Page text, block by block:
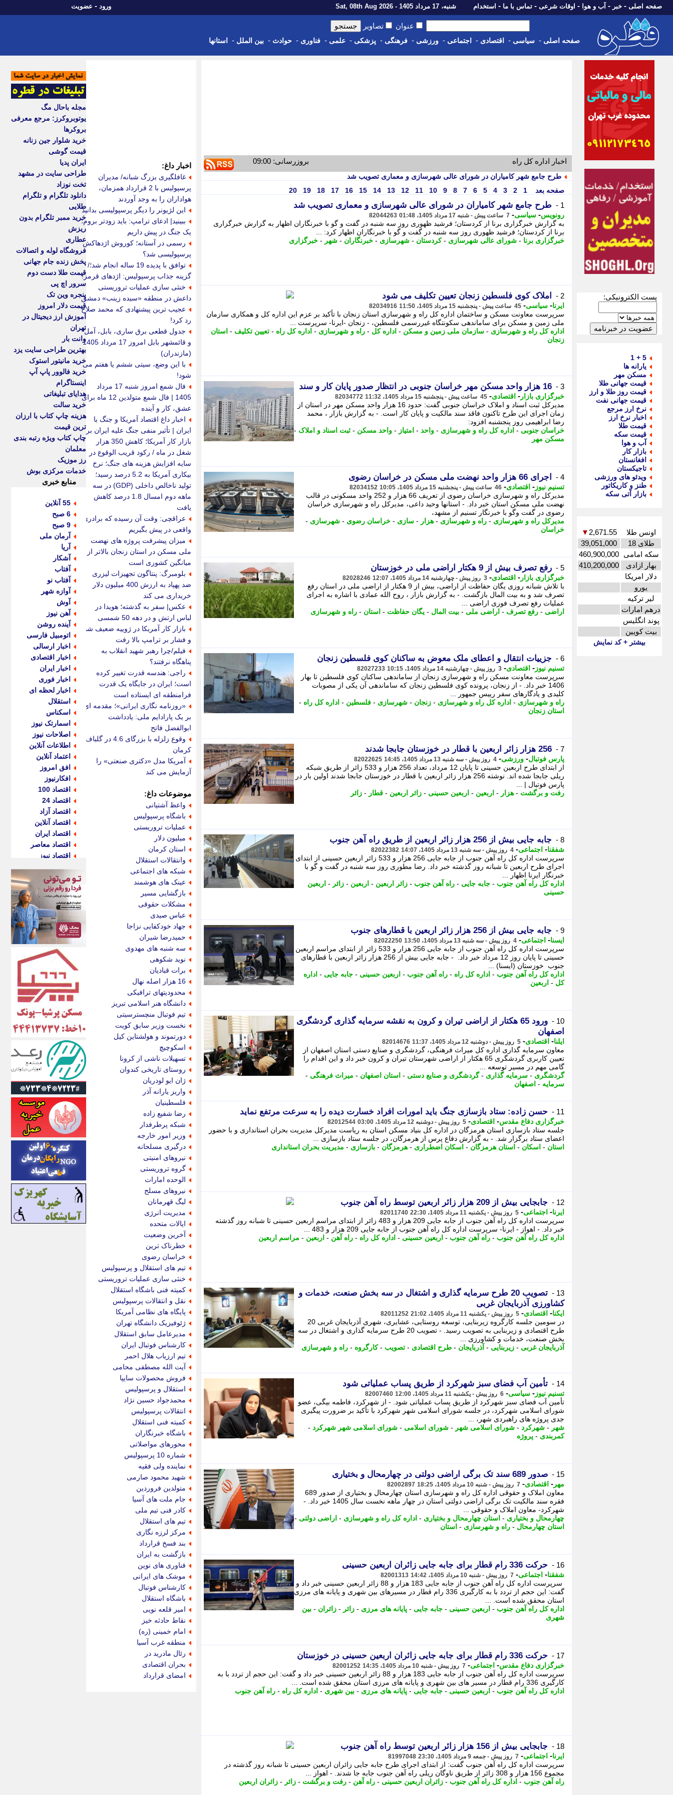
صفحه اصلی - خبر - آب و هوا - اوقات شرعی - تماس با ما - استخدام شنبه، 17 مرداد 1405 - Sat, 08th Aug 2026 ورود - عضویت
عنوان تصاویر
صفحه اصلی - سیاسی - اقتصادی - اجتماعی - ورزشی - فرهنگی - پزشکی - علمی - فناوری - حوادث - بین الملل - استانها
پست الکترونیکی:
5 + 1
یارانه ها
مسکن مهر
قیمت جهانی طلا
قیمت روز طلا و ارز
قیمت جهانی نفت
نرخ ارز مرجع
اخبار نرخ ارز
قیمت طلا
قیمت سکه
آب و هوا
بازار کار
افغانستان
تاجیکستان
ویدئو های ورزشی
طنز و کاریکاتور
بازار آتی سکه
اونس طلا 2,671.55
▼
طلای 18
39,051,000
سکه امامی 460,900,000
بهار ازادی
410,200,000
دلار امریکا
یورو
لیر ترکیه
درهم امارات
پوند انگلیس
بیت کویین
بیشتر + کد نمایش
اخبار اداره کل راه بروزرسانی: 09:00
طرح جامع شهر کامیاران در شورای عالی شهرسازی و معماری تصویب شد
صفحه بعد
1
2
3
4
5
6
7
8
9
10
11
12
13
14
15
16
17
18
19
20
1 - طرح جامع شهر کامیاران در شورای عالی شهرسازی و معماری تصویب شد
رونویس- سیاسی- 7 ساعت پیش - شنبه 17 مرداد 1405، 01:48 82044263
به گزارش خبرگزاری برنا از کردستان؛ فرشید ظهوری روز سه شنبه در گفت و گو با خبرنگاران اظهار به گزارش خبرگزاری
برنا از کردستان؛ فرشید ظهوری روز سه شنبه در گفت و گو با خبرنگاران اظهار کرد: ...
خبرگزاری برنا - شورای عالی شهرسازی -کردستان - شهرسازی - خبرنگاران - شهر - خبرگزاری
2 - املاک کوی فلسطین زنجان تعیین تکلیف می شود
ایرنا- سیاسی- 45 ساعت پیش - پنجشنبه 15 مرداد 1405، 11:50 82034916
سرپرست معاونت مسکن و ساختمان اداره کل راه و شهرسازی استان زنجان با تأکید بر عزم این اداره کل و همکاری سازمان
ملی زمین و مسکن برای ساماندهی سکونتگاه غیررسمی فلسطین، - زنجان -ایرنا- سرپرست ...
اداره کل راه و شهرسازی - سازمان ملی زمین و مسکن - اداره کل - راه و شهرسازی - اداره کل راه - تعیین تکلیف - استان
زنجان
3 - 16 هزار واحد مسکن مهر خراسان جنوبی در انتظار صدور پایان کار و سند
خبرگزاری بازار - اقتصادی- 45 ساعت پیش - پنجشنبه 15 مرداد 1405، 11:32 82034772
مدیرکل ثبت اسناد و املاک خراسان جنوبی گفت: حدود 16 هزار واحد مسکن مهر در استان از
زمان اجرای این طرح تاکنون فاقد سند مالکیت و پایان کار است. - به گزارش بازار ، محمد
رضا ابراهیمی روز پنجشنبه افزود:
خراسان جنوبی - اداره کل راه و شهرسازی - واحد - امتیاز - واحد مسکن - ثبت اسناد و املاک -
مسکن مهر
4 - اجرای 66 هزار واحد نهضت ملی مسکن در خراسان رضوی
تسنیم نیوز - اقتصادی- 46 ساعت پیش - پنجشنبه 15 مرداد 1405، 10:05 82034152
مدیرکل راه و شهرسازی خراسان رضوی از تعریف 66 هزار و 252 واحد مسکونی در قالب
نهضت ملی مسکن استان خبر داد. - استانها وحید داعی، مدیرکل راه و شهرسازی خراسان
رضوی در گفت وگو با خبرنگار تسنیم از مشهد،
مدیرکل راه و شهرسازی - راه و شهرسازی - هزار - سازی - خراسان رضوی - شهرسازی -
خراسان
5 - رفع تصرف بیش از 9 هکتار اراضی ملی در خوزستان
خبرگزاری بازار - اقتصادی- 3 روز پیش - چهارشنبه 14 مرداد 1405، 12:07 82028246
با تلاش شبانه روزی یگان حفاظت از اراضی، بیش از 9 هکتار از اراضی ملی در استان رفع
تصرف شد و به بیت المال بازگشت. - به گزارش بازار ، روح الله عمادی با اشاره به اجرای
عملیات رفع تصرف فوری اراضی ...
اراضی - رفع تصرف - اراضی ملی - بیت المال - یگان حفاظت - استان - راه و شهرسازی
6 - جزییات انتقال و اعطای ملک معوض به ساکنان کوی فلسطین زنجان
تسنیم نیوز - اقتصادی- 3 روز پیش - چهارشنبه 14 مرداد 1405، 10:15 82027233
سرپرست معاونت مسکن راه و شهرسازی زنجان از ساماندهی ساکنان کوی فلسطین تا بهار
1406 خبر داد. - از زنجان، پرونده کوی فلسطین زنجان که ساماندهی آن یکی از مصوبات
کلیدی و یادگارهای سفر رییس جمهور ...
راه و شهرسازی - اداره کل راه و شهرسازی - زنجان - شهرسازی - فلسطین - اداره کل راه -
استان زنجان
7 - 256 هزار زائر اربعین با قطار در خوزستان جابجا شدند
پارس فوتبال- ورزشی- 4 روز پیش - سه شنبه 13 مرداد 1405، 14:45 82022625
از ابتدای طرح اربعین حسینی تا پایان 12 مرداد، تعداد 256 هزار و 533 زائر از طریق شبکه
ریلی جابجا شده اند. نوشته 256 هزار زائر اربعین با قطار در خوزستان جابجا شدند اولین بار در
پارس فوتبال | ...
رفت و برگشت - هزار - اربعین - اربعین حسینی - زائر اربعین - قطار - زائر
8 - جابه جایی بیش از 256 هزار زائر اربعین از طریق راه آهن جنوب
شفقنا- اجتماعی- 4 روز پیش - سه شنبه 13 مرداد 1405، 14:07 82022382
سرپرست اداره کل راه آهن جنوب از جابه جایی 256 هزار و 533 زائر اربعین حسینی از ابتدای
اجرای طرح اربعین تا شبانه روز گذشته خبر داد. رضا مطوری روز سه شنبه در گفت و گو با
خبرنگار ایرنا اظهار ...
اداره کل راه آهن جنوب - جابه جایی - راه آهن جنوب - زائر اربعین - اربعین - زائر - اربعین
حسینی
9 - جابه جایی بیش از 256 هزار زائر اربعین با قطارهای جنوب
ایسنا- اجتماعی- 4 روز پیش - سه شنبه 13 مرداد 1405، 13:50 82022250
سرپرست اداره کل راه آهن جنوب از جابه جایی 256 هزار و 533 زائر از ابتدای مراسم اربعین
حسینی تا پایان روز 12 مرداد خبر داد. - جابه جایی بیش از 256 هزار زائر اربعین با قطارهای
جنوب خوزستان (ایسنا) ...
اداره کل راه آهن جنوب - اداره کل راه - راه آهن جنوب - اربعین حسینی - جابه جایی - اداره
کل - اربعین
10 -
ورود 65 هکتار از اراضی تیران و کرون به نقشه سرمایه گذاری گردشگری
اصفهان
ایلنا- اقتصادی- 5 روز پیش - دوشنبه 12 مرداد 1405، 11:37 82014676
معاون سرمایه گذاری اداره کل میراث فرهنگی، گردشگری و صنایع دستی استان اصفهان از
تعیین کاربری گردشگری 65 هکتار از اراضی شهرستان تیران و کرون خبر داد و این اقدام را
گامی مهم در مسیر توسعه ...
گردشگری - سرمایه گذاری -گردشگری و صنایع دستی - استان اصفهان - میراث فرهنگی -
سرمایه - اصفهان
11 - حسن زاده: ستاد بازسازی جنگ باید امورات افراد خسارت دیده را به سرعت مرتفع نماید
خبرگزاری دفاع مقدس- اقتصادی- 5 روز پیش - دوشنبه 12 مرداد 1405، 03:00 82012544
جلسه ستاد بازسازی استان هرمزگان در اداره کل بنیاد مسکن استان به ریاست مدیرکل مدیریت بحران استانداری و با حضور
اعضای ستاد برگزار شد. - به گزارش دفاع پرس از هرمزگان، در جلسه ستاد بازسازی ...
استان - اسکان - استان هرمزگان - اسکان اضطراری - هرمزگان - بازسازی - مدیریت بحران استانداری
12 - جابجایی بیش از 209 هزار زائر اربعین توسط راه آهن جنوب
ایرنا- اجتماعی- 5 روز پیش - یکشنبه 11 مرداد 1405، 22:30 82011740
سرپرست اداره کل راه آهن جنوب از جابه جایی 209 هزار و 483 زائر از ابتدای مراسم اربعین حسینی تا شبانه روز گذشته
خبر داد. - اهواز - ایرنا- سرپرست اداره کل راه آهن جنوب از جابه جایی 209 هزار و 483 ...
اداره کل راه آهن جنوب - راه آهن جنوب - اربعین حسینی - اداره کل راه - راه آهن - اربعین - مراسم اربعین
13 -
تصویب 20 طرح سرمایه گذاری و اشتغال در سه بخش صنعت، خدمات و
کشاورزی آذربایجان غربی
ایکنا- اقتصادی- 5 روز پیش - یکشنبه 11 مرداد 1405، 21:02 82011252
در سومین جلسه کارگروه زیربنایی، توسعه روستایی، عشایری، شهری آذربایجان غربی 20
طرح اقتصادی و زیربنایی به تصویب رسید. - تصویب 20 طرح سرمایه گذاری و اشتغال در سه
بخش صنعت، خدمات و کشاورزی ...
آذربایجان غربی - زیربنایی - آذربایجان - طرح اقتصادی - تصویب -کارگروه - راه و شهرسازی
14 - تأمین آب فضای سبز شهرکرد از طریق پساب عملیاتی شود
تسنیم نیوز - سیاسی- 6 روز پیش - یکشنبه 11 مرداد 1405، 12:00 82007460
تأمین آب فضای سبز شهرکرد از طریق پساب عملیاتی شود. - از شهرکرد، فاطمه بیگی، عضو
شورای اسلامی شهرکرد، در جلسه شورای اسلامی شهر شهرکرد با تأکید بر ضرورت پیگیری
جدی پروژه های راهبردی شهر، ...
شهر - شهرکرد - شورای اسلامی شهر - شورای اسلامی - شورای اسلامی شهر شهرکرد -
کمربندی - پروژه
15 - صدور 689 سند تک برگی اراضی دولتی در چهارمحال و بختیاری
مهر - اقتصادی- 7 روز پیش - شنبه 10 مرداد 1405، 18:25 82002897
معاون املاک و حقوقی اداره کل راه و شهرسازی استان چهارمحال و بختیاری از صدور 689
فقره سند مالکیت تک برگی اراضی دولتی استان در چهار ماهه نخست سال 1405 خبر داد. -
شهرکرد- معاون املاک و حقوقی ...
چهارمحال و بختیاری - استان چهارمحال و بختیاری - اداره کل راه و شهرسازی - اراضی دولتی -
استان چهارمحال - راه و شهرسازی - استان
16 - حرکت 336 رام قطار برای جابه جایی زائران اربعین حسینی
شفقنا- اجتماعی- 7 روز پیش - شنبه 10 مرداد 1405، 14:42 82001313
سرپرست اداره کل راه آهن جنوب از جابه جایی 183 هزار و 88 زائر اربعین حسینی خبر داد و
گفت: این حجم از تردد با به کارگیری 336 رام قطار در مسیرهای بین شهری و پایانه های مرزی
استان محقق شده است. ...
اداره کل راه آهن جنوب - اربعین حسینی - جابه جایی - پایانه های مرزی - زائر - زائران - بین
شهری
17 - حرکت 336 رام قطار برای جابه جایی زائران اربعین حسینی در خوزستان
خبرگزاری دفاع مقدس- اجتماعی- 7 روز پیش - شنبه 10 مرداد 1405، 14:35 82001252
سرپرست اداره کل راه آهن جنوب از جابه جایی 183 هزار و 88 زائر اربعین حسینی خبر داد و گفت: این حجم از تردد با به
کارگیری 336 رام قطار در مسیر های بین شهری و پایانه های مرزی استان محقق شده است. ...
اداره کل راه آهن جنوب - اربعین حسینی - جابه جایی - پایانه های مرزی - بین شهری - اداره کل راه - راه آهن جنوب
18 - جابجایی بیش از 156 هزار زائر اربعین توسط راه آهن جنوب
ایرنا- اجتماعی- 7 روز پیش - جمعه 9 مرداد 1405، 23:30 81997048
سرپرست اداره کل راه آهن جنوب گفت: از ابتدای اجرای طرح جابه جایی زائران اربعین حسینی تا شبانه روز گذشته در
مجموع 156 هزار و 308 زائر از طریق ناوگان ریلی راه آهن جنوب جابه جا شدند. - اهواز ...
راه آهن جنوب - اداره کل راه آهن جنوب - زائران اربعین حسینی - راه آهن - رفت و برگشت - زائر - زائران اربعین
اخبار داغ:
غافلگیری بزرگ شبانه/ مدیران
پرسپولیس با 2 قرارداد همزمان،
هواداران را به وجد آوردند
این لژیونر را دیگر پرسپولیسی بدانید
ببینید| ادعای ترامپ: باید زودتر بروم؛
یک جنگ در پیش داریم
رسمی در آستانه؛ کوروش اژدهاکش
پرسپولیسی شد؟
توافق با پدیده 19 ساله انجام شد؛/
گزینه جذاب پرسپولیس: اژدهای قرمز!
خنثی سازی عملیات تروریستی
داعش در منطقه «سیده زینب» دمشق
عجیب ترین پیشنهادی که محمد صلاح
رد کرد!
جدول قطعی برق ساری، بابل، آمل
و قائمشهر بابل امروز 17 مرداد 1405
(مازندران)
با این وضع، سیتی ششم یا هفتم می
شود!
فال شمع امروز شنبه 17 مرداد
1405 | فال شمع متولدین 12 ماه برای
عشق، کار و آینده
اخبار داغ اقتصاد آمریکا و جنگ با
ایران | تأثیر منفی جنگ علیه ایران بر
بازار کار آمریکا؛ کاهش 350 هزار
شغل در ماه / رکود قریب الوقوع در
سایه افزایش هزینه های جنگ؛ نرخ
بیکاری آمریکا به 5.2 درصد رسید؛
تولید ناخالص داخلی (GDP) در سه
ماهه دوم امسال 1.8 درصد کاهش
یافت
عراقچی: وقت آن رسیده که برادری
واقعی در پیش بگیریم
میزان پیشرفت پروژه های نهضت
ملی مسکن در استان زنجان بالاتر از
میانگین کشوری است
بلومبرگ: پنتاگون تجهیزات لیزری
ضد پهپاد به ارزش 400 میلیون دلار
خریداری می کند
عکس| سفر به گذشته؛ هویدا در
لباس ارتش و در دهه 50 شمسی
بازار کار آمریکا در ژوییه ضعیف شد
و فشار بر ترامپ بالا رفت
فیلم/چرا رهبر شهید انقلاب به
پناهگاه نرفتند؟
راجی: هندسه قدرت تغییر کرده
است؛ ایران در جایگاه یک قدرت
فرامنطقه ای ایستاده است
«روزنامه نگاری ایرانی»؛ مقدمه ای
بر یک پارادایم ملی: یادداشت
ابوالفضل فاتح
وقوع زلزله با بزرگای 4.6 در گلباف
کرمان
آمریکا مدل «دکتری صنعتی» را
آزمایش می کند
موضوعات داغ:
واعظ آشتیانی
باشگاه پرسپولیس
عملیات تروریستی
میلیون دلار
استان کرمان
وانتقالات استقلال
شبکه های اجتماعی
عینک های هوشمند
بازگشایی مسیر
مشکلات حقوقی
عباس صیدی
جهاد خودکفایی نزاجا
حمیدرضا شیران
سه شنبه های مهدوی
نوید شکوهی
برات قبادیان
16 هزار اصله نهال
محدودیتهای ترافیکی
دانشگاه هنر اسلامی تبریز
تیم فوتبال منچسترسیتی
نخست وزیر سابق کویت
دورتموند و هولشتاین کیل
اسکوچیچ
تسهیلات ناشی از کرونا
روستای تاریخی کندوان
ژان ایو لودریان
واریز یارانه آذر
فلسطینیان
رضا شفیع زاده
شبکه پرطرفدار
وزیر امور خارجه
درگیری مسلحانه
نیروهای امنیتی
گروه تروریستی
الوحده امارات
نیروهای مسلح
لیگ قهرمانان
مدیریت انرژی
ایالات متحده
آخرین وضعیت
خطرناک ترین
خراسان رضوی
تیم های استقلال و پرسپولیس
خنثی سازی عملیات تروریستی
کمیته فنی باشگاه استقلال
نقل و انتقالات پرسپولیس
پایگاه های نظامی آمریکا
ژئوفیزیک دانشگاه تهران
مدیرعامل سابق استقلال
کارشناس فوتبال ایران
تیم ارزیاب هلال احمر
آیت الله مصطفی محامی
فروش محصولات سایپا
استقلال و پرسپولیس
محمدجواد حسین نژاد
انتقالات پرسپولیس
کمیته فنی استقلال
باشگاه خبرنگاران
محورهای مواصلاتی
شماره 10 پرسپولیس
نماینده ولی فقیه
شهید محمود صارمی
متولدین فروردین
جام ملت های آسیا
کادر فنی تیم ملی
تیم های استقلال
مرکز لرزه نگاری
بند فسخ قرارداد
بازگشت به ایران
فناوری های نوین
موشک های ایرانی
کارشناس فوتبال
باشگاه استقلال
امیر قلعه نویی
نقاط حادثه خیز
امام خمینی (ره)
منطقه غرب آسیا
رئال مادرید در
بحران اقتصادی
امضای قرارداد
مجله باحال مگ
یوتوبروکرز: مرجع معرفی
بروکرها
خرید شلوار جین زنانه
قیمت گوشی
ایران پدیا
طراحی سایت در مشهد
تخت نوزاد
دانلود تلگرام و تلگرام
طلایی
خرید ممبر تلگرام بدون
ریزش
عطاری
فروشگاه لوله و اتصالات
پخش زنده جام جهانی
قیمت طلا دست دوم
سرور اچ پی
پنجره وین تک
قیمت دلار امروز
آموزش ارز دیجیتال در
تهران
وانت بار
بهترین طراحی سایت یزد
خرید مانیتور استوک
خرید فالوور پاپ آپ
اینستاگرام
هدایای تبلیغاتی
خرید سالت
هزینه چاپ کتاب با ارزان
ترین قیمت
چاپ کتاب ویژه رتبه بندی
معلمان
رز موزیک
خدمات مرکزی بوش
منابع خبری
55 آنلاین
6 صبح
9 صبح
آرمان ملی
آریا
آشکار
آفتاب
آفتاب نو
آوازه شهر
آوش
آهن نیوز
آینده روشن
اتومبیل فارسی
اخبار ارسالی
اخبار اقتصادی
اخبار ایران
اخبار فوری
اخبار لحظه ای
استقلال
اسکناس
اسمارتک نیوز
اصلاحات نیوز
اطلاعات آنلاین
اعتماد آنلاین
افق امروز
افکارنیوز
اقتصاد 100
اقتصاد 24
اقتصاد آزاد
اقتصاد آنلاین
اقتصاد ایران
اقتصاد معاصر
اقتصاد نیوز
اکوفارس
اکونگار
اکونیوز
الف
انتشار آنلاین
اندیشه قرن
اندیشه معاصر
اندیشه ها
انرژی پرس
ای استخدام
ایتنا
ایراف
ایران آرت
ایران آنلاین
ایران زندگی
ایران فوری
ایرانی روز
ایرانیتال
ایرنا
ایسکانیوز
ایسنا
ایکنا
ایلنا
اینتیتر
ایونا نیوز
بازتاب آنلاین
باشگاه خبرنگاران
باغستان نیوز
بامبوک
ببین و بخون
بدینسان
بنکر